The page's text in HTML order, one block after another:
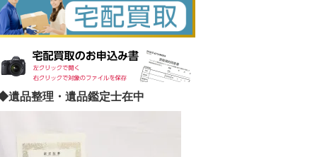
遺品整理・遺品鑑定士在中